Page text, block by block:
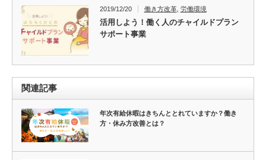
2019/12/20 働き方改革, 労働環境
活用しよう！働く人のチャイルドプラン
サポート事業
関連記事
年次有給休暇はきちんととれていますか？働き
方・休み方改善とは？